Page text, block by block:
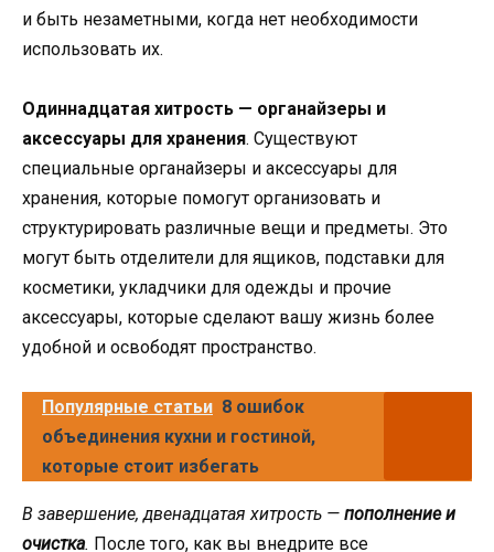
и быть незаметными, когда нет необходимости
использовать их.
Одиннадцатая хитрость — органайзеры и
аксессуары для хранения. Существуют
специальные органайзеры и аксессуары для
хранения, которые помогут организовать и
структурировать различные вещи и предметы. Это
могут быть отделители для ящиков, подставки для
косметики, укладчики для одежды и прочие
аксессуары, которые сделают вашу жизнь более
удобной и освободят пространство.
Популярные статьи 8 ошибок
объединения кухни и гостиной,
которые стоит избегать
В завершение, двенадцатая хитрость — пополнение и
очистка. После того, как вы внедрите все